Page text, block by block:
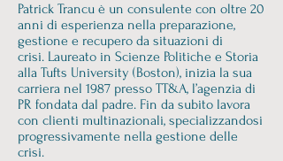
Patrick Trancu è un consulente con oltre 20
anni di esperienza nella preparazione,
gestione e recupero da situazioni di
crisi. Laureato in Scienze Politiche e Storia
alla Tufts University (Boston), inizia la sua
carriera nel 1987 presso TT&A, l’agenzia di
PR fondata dal padre. Fin da subito lavora
con clienti multinazionali, specializzandosi
progressivamente nella gestione delle
crisi.